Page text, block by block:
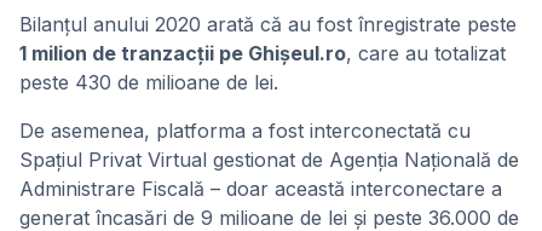
Bilanțul anului 2020 arată că au fost înregistrate peste
1 milion de tranzacții pe Ghișeul.ro, care au totalizat
peste 430 de milioane de lei.
De asemenea, platforma a fost interconectată cu
Spațiul Privat Virtual gestionat de Agenția Națională de
Administrare Fiscală – doar această interconectare a
generat încasări de 9 milioane de lei și peste 36.000 de